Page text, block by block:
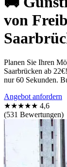
von
Planen Sie Ihren
Saarbrücken ab
nur 60 Sekunden.
Angebot anfordern
★★★★★ 4,6
(531 Bewertungen)